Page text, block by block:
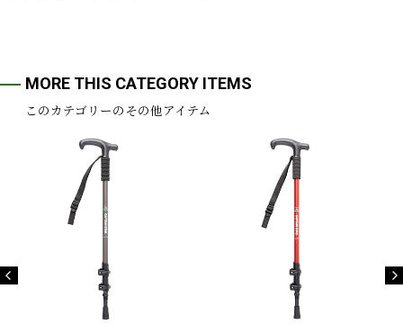
MORE THIS CATEGORY ITEMS
このカテゴリーのその他アイテム